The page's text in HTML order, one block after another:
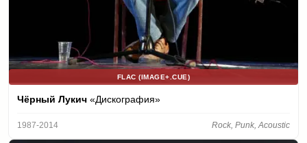
FLAC (IMAGE+.CUE)
Чёрный Лукич «Дискография»
1987-2014 Rock, Punk, Acoustic